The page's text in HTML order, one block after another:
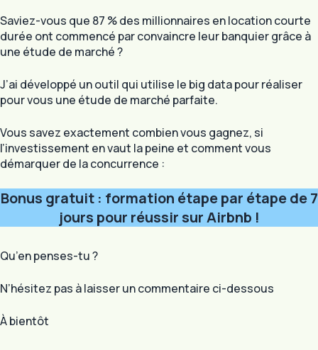
Saviez-vous que 87 % des millionnaires en location courte
durée ont commencé par convaincre leur banquier grâce à
une étude de marché ?
J’ai développé un outil qui utilise le big data pour réaliser
pour vous une étude de marché parfaite.
Vous savez exactement combien vous gagnez, si
l’investissement en vaut la peine et comment vous
démarquer de la concurrence :
Bonus gratuit : formation étape par étape de 7
jours pour réussir sur Airbnb !
Qu’en penses-tu ?
N’hésitez pas à laisser un commentaire ci-dessous
À bientôt